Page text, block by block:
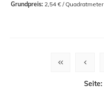
Grundpreis: 2,54 € / Quadratmeter
Seite: